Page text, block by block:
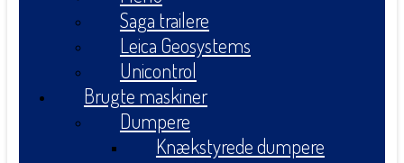
Saga trailere
Leica Geosystems
Unicontrol
Brugte maskiner
Dumpere
Knækstyrede dumpere